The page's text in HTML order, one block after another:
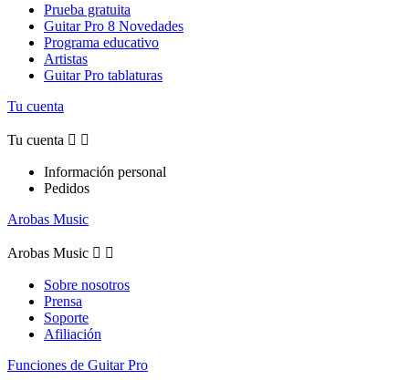
Prueba gratuita
Guitar Pro 8 Novedades
Programa educativo
Artistas
Guitar Pro tablaturas
Tu cuenta
Tu cuenta  
Información personal
Pedidos
Arobas Music
Arobas Music  
Sobre nosotros
Prensa
Soporte
Afiliación
Funciones de Guitar Pro